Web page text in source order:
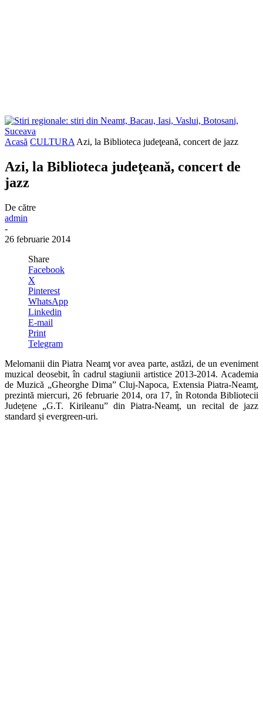
Acasă CULTURA Azi, la Biblioteca judeţeană, concert de jazz
Azi, la Biblioteca judeţeană, concert de
jazz
De către
admin
-
26 februarie 2014
Share
Facebook
X
Pinterest
WhatsApp
Linkedin
E-mail
Print
Telegram
Melomanii din Piatra Neamţ vor avea parte, astăzi, de un eveniment
muzical deosebit, în cadrul stagiunii artistice 2013-2014. Academia
de Muzică „Gheorghe Dima” Cluj-Napoca, Extensia Piatra-Neamț,
prezintă miercuri, 26 februarie 2014, ora 17, în Rotonda Bibliotecii
Județene „G.T. Kirileanu” din Piatra-Neamț, un recital de jazz
standard și evergreen-uri.